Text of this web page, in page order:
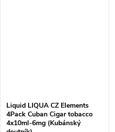
Liquid LIQUA CZ Elements
4Pack Cuban Cigar tobacco
4x10ml-6mg (Kubánský